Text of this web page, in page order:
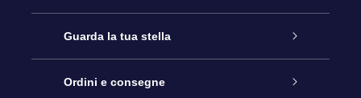
Contattaci
Blog
Online Star Gift
Pacchetto regalo OSR
Guarda la tua stella
Registro stellare
Ordini e consegne